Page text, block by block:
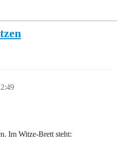
Im Witze-Brett steht: